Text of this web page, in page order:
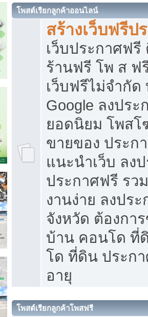
โพสต์เรียกลูกค้าออนไลน์
สร้างเว็บฟรีป
เว็บประกาศฟ
ร้านฟรี โพ ส ฟ
เว็บฟรีไม่จำกัด
Google ลงประ
ยอดนิยม โพส
ขายของ ประก
แนะนำเว็บ ลง
ประกาศฟรี รว
งานง่าย ลงปร
จังหวัด ต้องกา
บ้าน คอนโด ที่
โด ที่ดิน ประก
อายุ
โพสต์เรียกลูกค้าโพสฟรี